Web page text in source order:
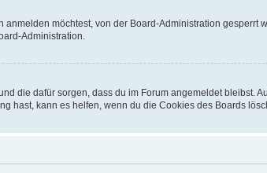
möchtest, von der Board-Administration
Administration.
die dafür sorgen, dass du im Forum angemeldet
hast, kann es helfen, wenn du die Cookies des Boards